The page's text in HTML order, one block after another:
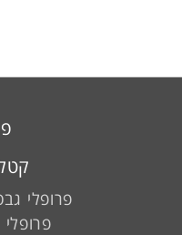
פרופלי